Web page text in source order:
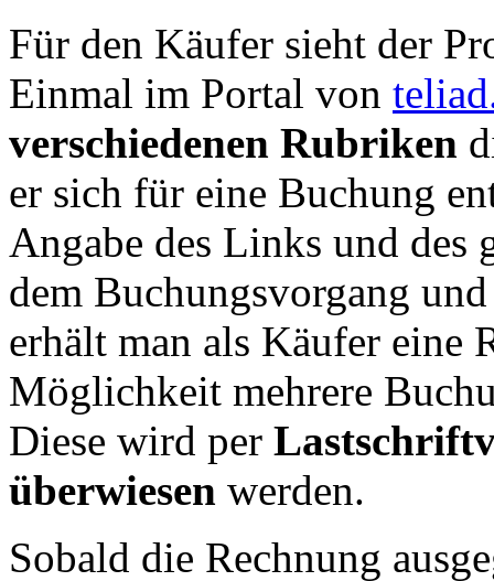
Für den Käufer sieht der
Einmal im Portal von
verschiedenen Rubriken
er sich für eine Buchung
Angabe des Links und des
dem Buchungsvorgang
erhält man als Käufer eine
Möglichkeit mehrere
Diese wird per
überwiesen werden.
Sobald die Rechnung